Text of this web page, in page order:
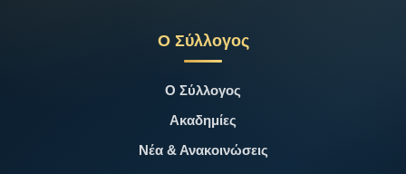
Ο Σύλλογος
Ο Σύλλογος
Ακαδημίες
Νέα & Ανακοινώσεις